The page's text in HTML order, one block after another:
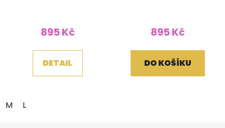
895 Kč
DETAIL
M L
895 Kč
DO KOŠÍKU